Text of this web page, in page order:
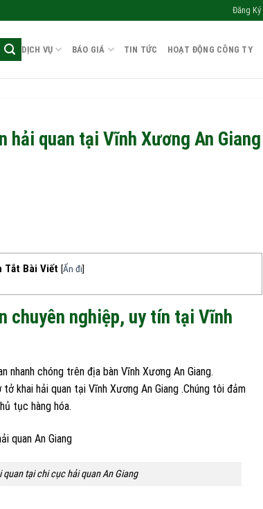
Đăng Ký
DỊCH VỤ BÁO GIÁ TIN TỨC HOẠT ĐỘNG CÔNG TY
hải quan tại Vĩnh Xương An Giang
Tắt Bài Viết [Ẩn đi]
chuyên nghiệp, uy tín tại Vĩnh
nhanh chóng trên địa bàn Vĩnh Xương An Giang.
khai hải quan tại Vĩnh Xương An Giang .Chúng tôi đảm
tục hàng hóa.
quan tại chi cục hải quan An Giang